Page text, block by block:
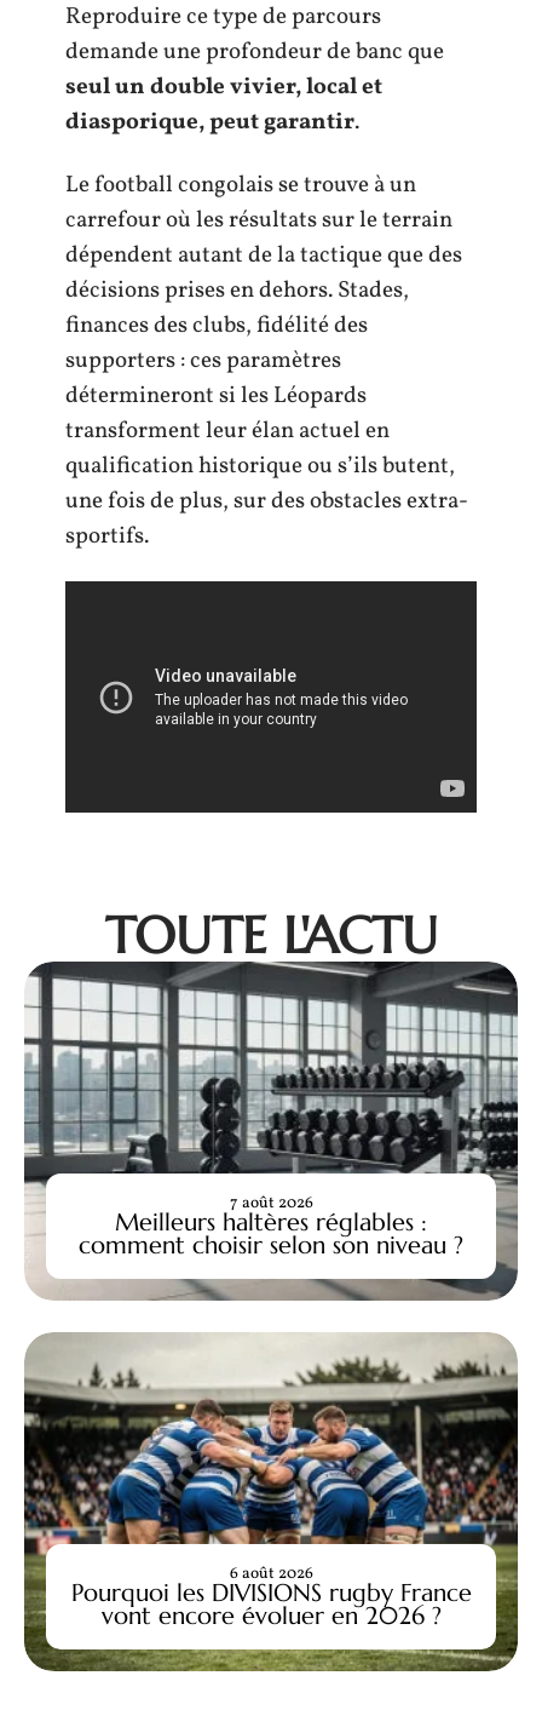
Reproduire ce type de parcours
demande une profondeur de banc que
seul un double vivier, local et
diasporique, peut garantir.
Le football congolais se trouve à un
carrefour où les résultats sur le terrain
dépendent autant de la tactique que des
décisions prises en dehors. Stades,
finances des clubs, fidélité des
supporters : ces paramètres
détermineront si les Léopards
transforment leur élan actuel en
qualification historique ou s’ils butent,
une fois de plus, sur des obstacles extra-
sportifs.
TOUTE L'ACTU
Meilleurs haltères réglables :
comment choisir selon son niveau ?
7 août 2026
Pourquoi les DIVISIONS rugby France
vont encore évoluer en 2026 ?
6 août 2026